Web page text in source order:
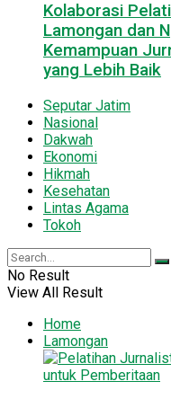
Kolaborasi
Lamongan dan
Kemampuan
yang Lebih Baik
Seputar Jatim
Nasional
Dakwah
Ekonomi
Hikmah
Kesehatan
Lintas Agama
Tokoh
No Result
View All Result
Home
Lamongan